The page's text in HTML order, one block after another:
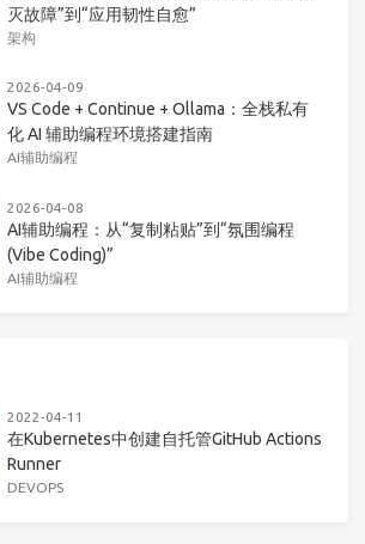
灭故障”到“应用韧性自愈”
架构
2026-04-09
VS Code + Continue + Ollama：全栈私有
化 AI 辅助编程环境搭建指南
AI辅助编程
2026-04-08
AI辅助编程：从“复制粘贴”到“氛围编程
(Vibe Coding)”
AI辅助编程
2022-04-11
在Kubernetes中创建自托管GitHub Actions
Runner
DEVOPS